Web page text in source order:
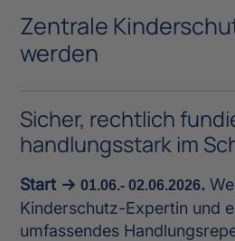
Zentrale
werden
Sicher, rechtlich
handlungsstark im
Start →01.06.- 02.06.2026.
Kinderschutz-Expertin und
umfassendes